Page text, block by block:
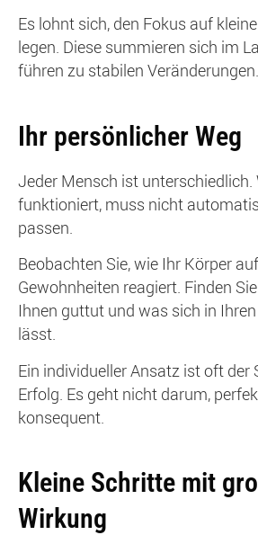
Es lohnt sich, den Fokus auf
legen. Diese summieren sich im
führen zu stabilen Veränderungen.
Ihr persönlicher Weg
Jeder Mensch ist unterschiedlich.
funktioniert, muss nicht
passen.
Beobachten Sie, wie Ihr Körper
Gewohnheiten reagiert. Finden
Ihnen guttut und was sich in
lässt.
Ein individueller Ansatz ist oft der
Erfolg. Es geht nicht darum,
konsequent.
Kleine Schritte mit
Wirkung